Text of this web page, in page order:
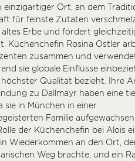
einzigartiger Ort, an dem
für feinste Zutaten
Erbe und fördert
Küchenchefin Rosina Ostler
zusammen und
sie globale Einflüsse
Qualität bezieht. Ihre
zu Dallmayr haben eine
sie in München in einer
Familie
der Küchenchefin bei Alois
Wiederkommen an den Ort,
Weg brachte, und ein